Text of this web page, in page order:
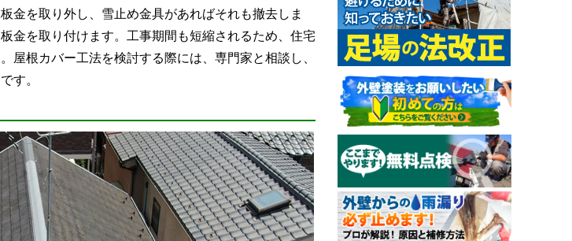
金を取り外し、雪止め金具があればそれも撤去しま
金を取り付けます。工事期間も短縮されるため、住宅
屋根カバー工法を検討する際には、専門家と相談し、
す。